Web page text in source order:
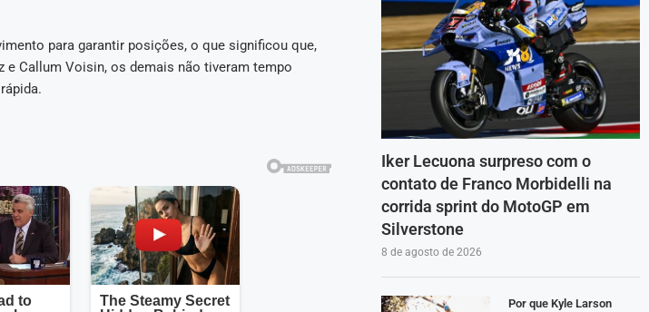
para garantir posições, o que significou que,
Callum Voisin, os demais não tiveram tempo
Iker Lecuona surpreso com o
contato de Franco Morbidelli na
corrida sprint do MotoGP em
Silverstone
8 de agosto de 2026
Por que Kyle Larson